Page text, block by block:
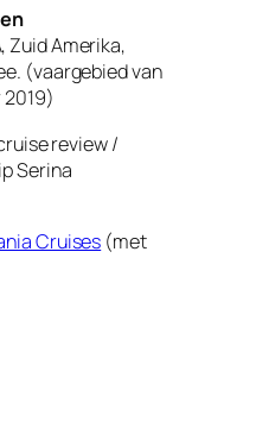
Zuid Amerika,
(vaargebied van
review /
Serina
Cruises (met